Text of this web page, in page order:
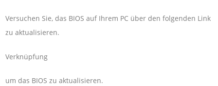
Versuchen Sie, das BIOS auf Ihrem PC über den folgenden Link
zu aktualisieren.
Verknüpfung
um das BIOS zu aktualisieren.